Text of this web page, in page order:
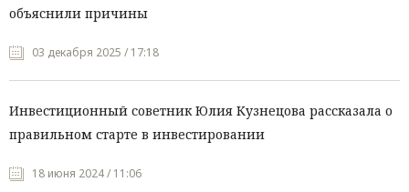
объяснили причины
03 декабря 2025 / 17:18
Инвестиционный советник Юлия Кузнецова рассказала о
правильном старте в инвестировании
18 июня 2024 / 11:06